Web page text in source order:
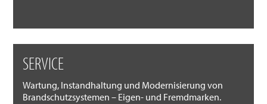
SERVICE
Wartung, Instandhaltung und Modernisierung von
Brandschutzsystemen – Eigen- und Fremdmarken.